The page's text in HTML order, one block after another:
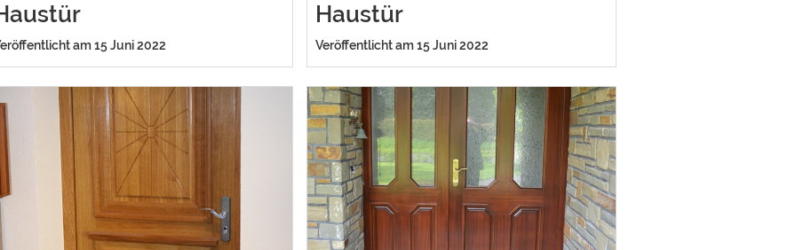
am 15 Juni 2022
Haustür
Veröffentlicht am 15 Juni 2022